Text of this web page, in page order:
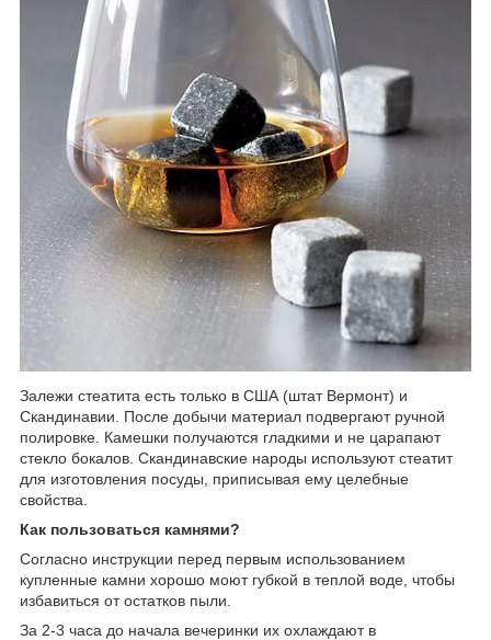
Залежи стеатита есть только в США (штат Вермонт) и
Скандинавии. После добычи материал подвергают ручной
полировке. Камешки получаются гладкими и не царапают
стекло бокалов. Скандинавские народы используют стеатит
для изготовления посуды, приписывая ему целебные
свойства.
Как пользоваться камнями?
Согласно инструкции перед первым использованием
купленные камни хорошо моют губкой в теплой воде, чтобы
избавиться от остатков пыли.
За 2-3 часа до начала вечеринки их охлаждают в